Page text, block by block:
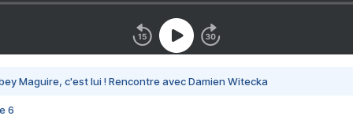
Maguire, c'est lui ! Rencontre avec Damien Witecka
6